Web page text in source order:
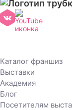
Каталог франшиз
Выставки
Академия
Блог
Посетителям